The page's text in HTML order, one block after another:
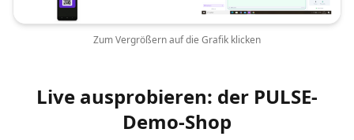
Zum Vergrößern auf die Grafik klicken
Live ausprobieren: der PULSE-
Demo-Shop